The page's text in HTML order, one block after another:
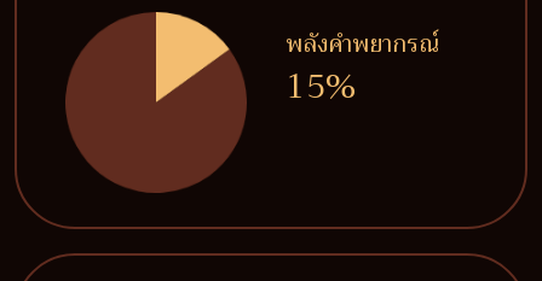
พลังคำพยากรณ์
15%